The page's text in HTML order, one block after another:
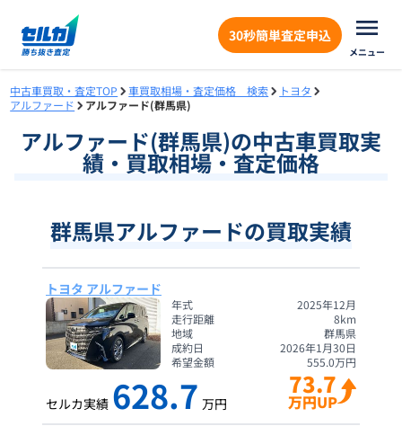
30秒簡単査定申込
メニュー
中古車買取・査定TOP 車買取相場・査定価格 検索
トヨタ
アルファード
アルファード(群馬県)
アルファード(群馬県)の中古車買取実
績・買取相場・査定価格
群馬県アルファードの買取実績
トヨタ アルファード
年式
2025年12月
走行距離
8km
地域
群馬県
成約日
2026年1月30日
希望金額
555.0万円
セルカ実績 628.7 万円
73.7
万円UP